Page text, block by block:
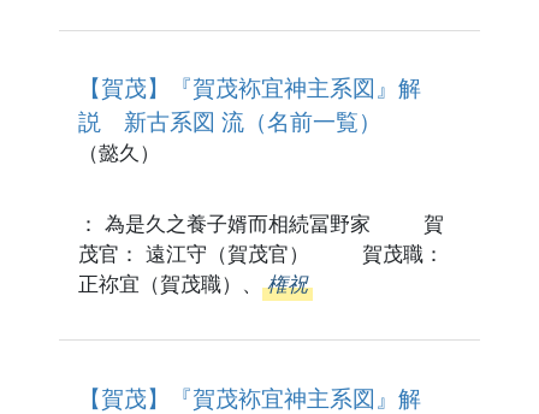
【賀茂】『賀茂袮宜神主系図』解
説 新古系図 流（名前一覧）
（懿久）
： 為是久之養子婿而相続冨野家 賀
茂官： 遠江守（賀茂官） 賀茂職：
正祢宜（賀茂職）、 権祝
【賀茂】『賀茂袮宜神主系図』解